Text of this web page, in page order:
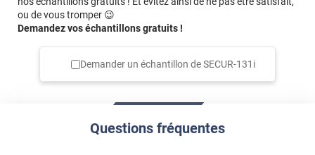
ou de vous tromper 😉
Demandez vos échantillons gratuits !
Demander un échantillon deSECUR-131i
Questions fréquentes